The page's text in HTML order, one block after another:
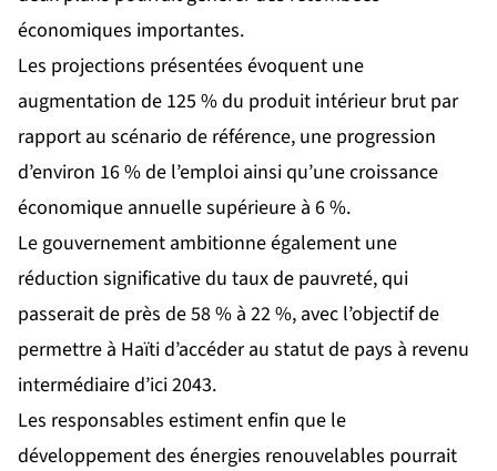
économiques importantes.
Les projections présentées évoquent une
augmentation de 125 % du produit intérieur brut par
rapport au scénario de référence, une progression
d’environ 16 % de l’emploi ainsi qu’une croissance
économique annuelle supérieure à 6 %.
Le gouvernement ambitionne également une
réduction significative du taux de pauvreté, qui
passerait de près de 58 % à 22 %, avec l’objectif de
permettre à Haïti d’accéder au statut de pays à revenu
intermédiaire d’ici 2043.
Les responsables estiment enfin que le
développement des énergies renouvelables pourrait